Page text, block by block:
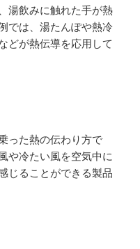
湯飲みに触れた手が熱
では、湯たんぽや熱冷
どが熱伝導を応用して
った熱の伝わり方で
や冷たい風を空気中に
じることができる製品